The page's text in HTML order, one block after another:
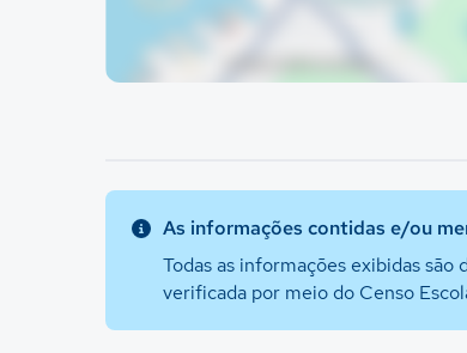
As informações contidas e/ou
Todas as informações exibidas
verificada por meio do Censo